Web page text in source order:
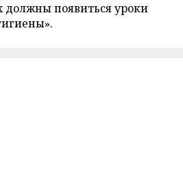
должны появиться уроки